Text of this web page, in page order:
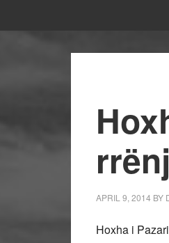
APRIL 9, 2014 BY
Hoxha i